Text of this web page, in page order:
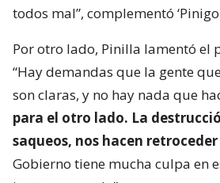
todos mal”, complementó
Por otro lado, Pinilla lamentó el
“Hay demandas que la gente
son claras, y no hay nada que
para el otro lado. La
saqueos, nos hacen
Gobierno tiene mucha culpa en